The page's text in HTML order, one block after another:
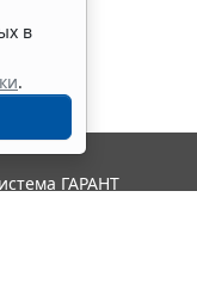
в
.
ГАРАНТ